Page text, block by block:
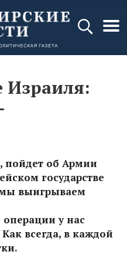
Израиля:
пойдет об Армии
государстве
мы выигрываем
операции у нас
всегда, в каждой